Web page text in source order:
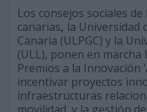
Los consejos sociales
canarias, la Universidad
Canaria (ULPGC) y la
(ULL), ponen en
Premios a la Innovación
incentivar proyectos
infraestructuras